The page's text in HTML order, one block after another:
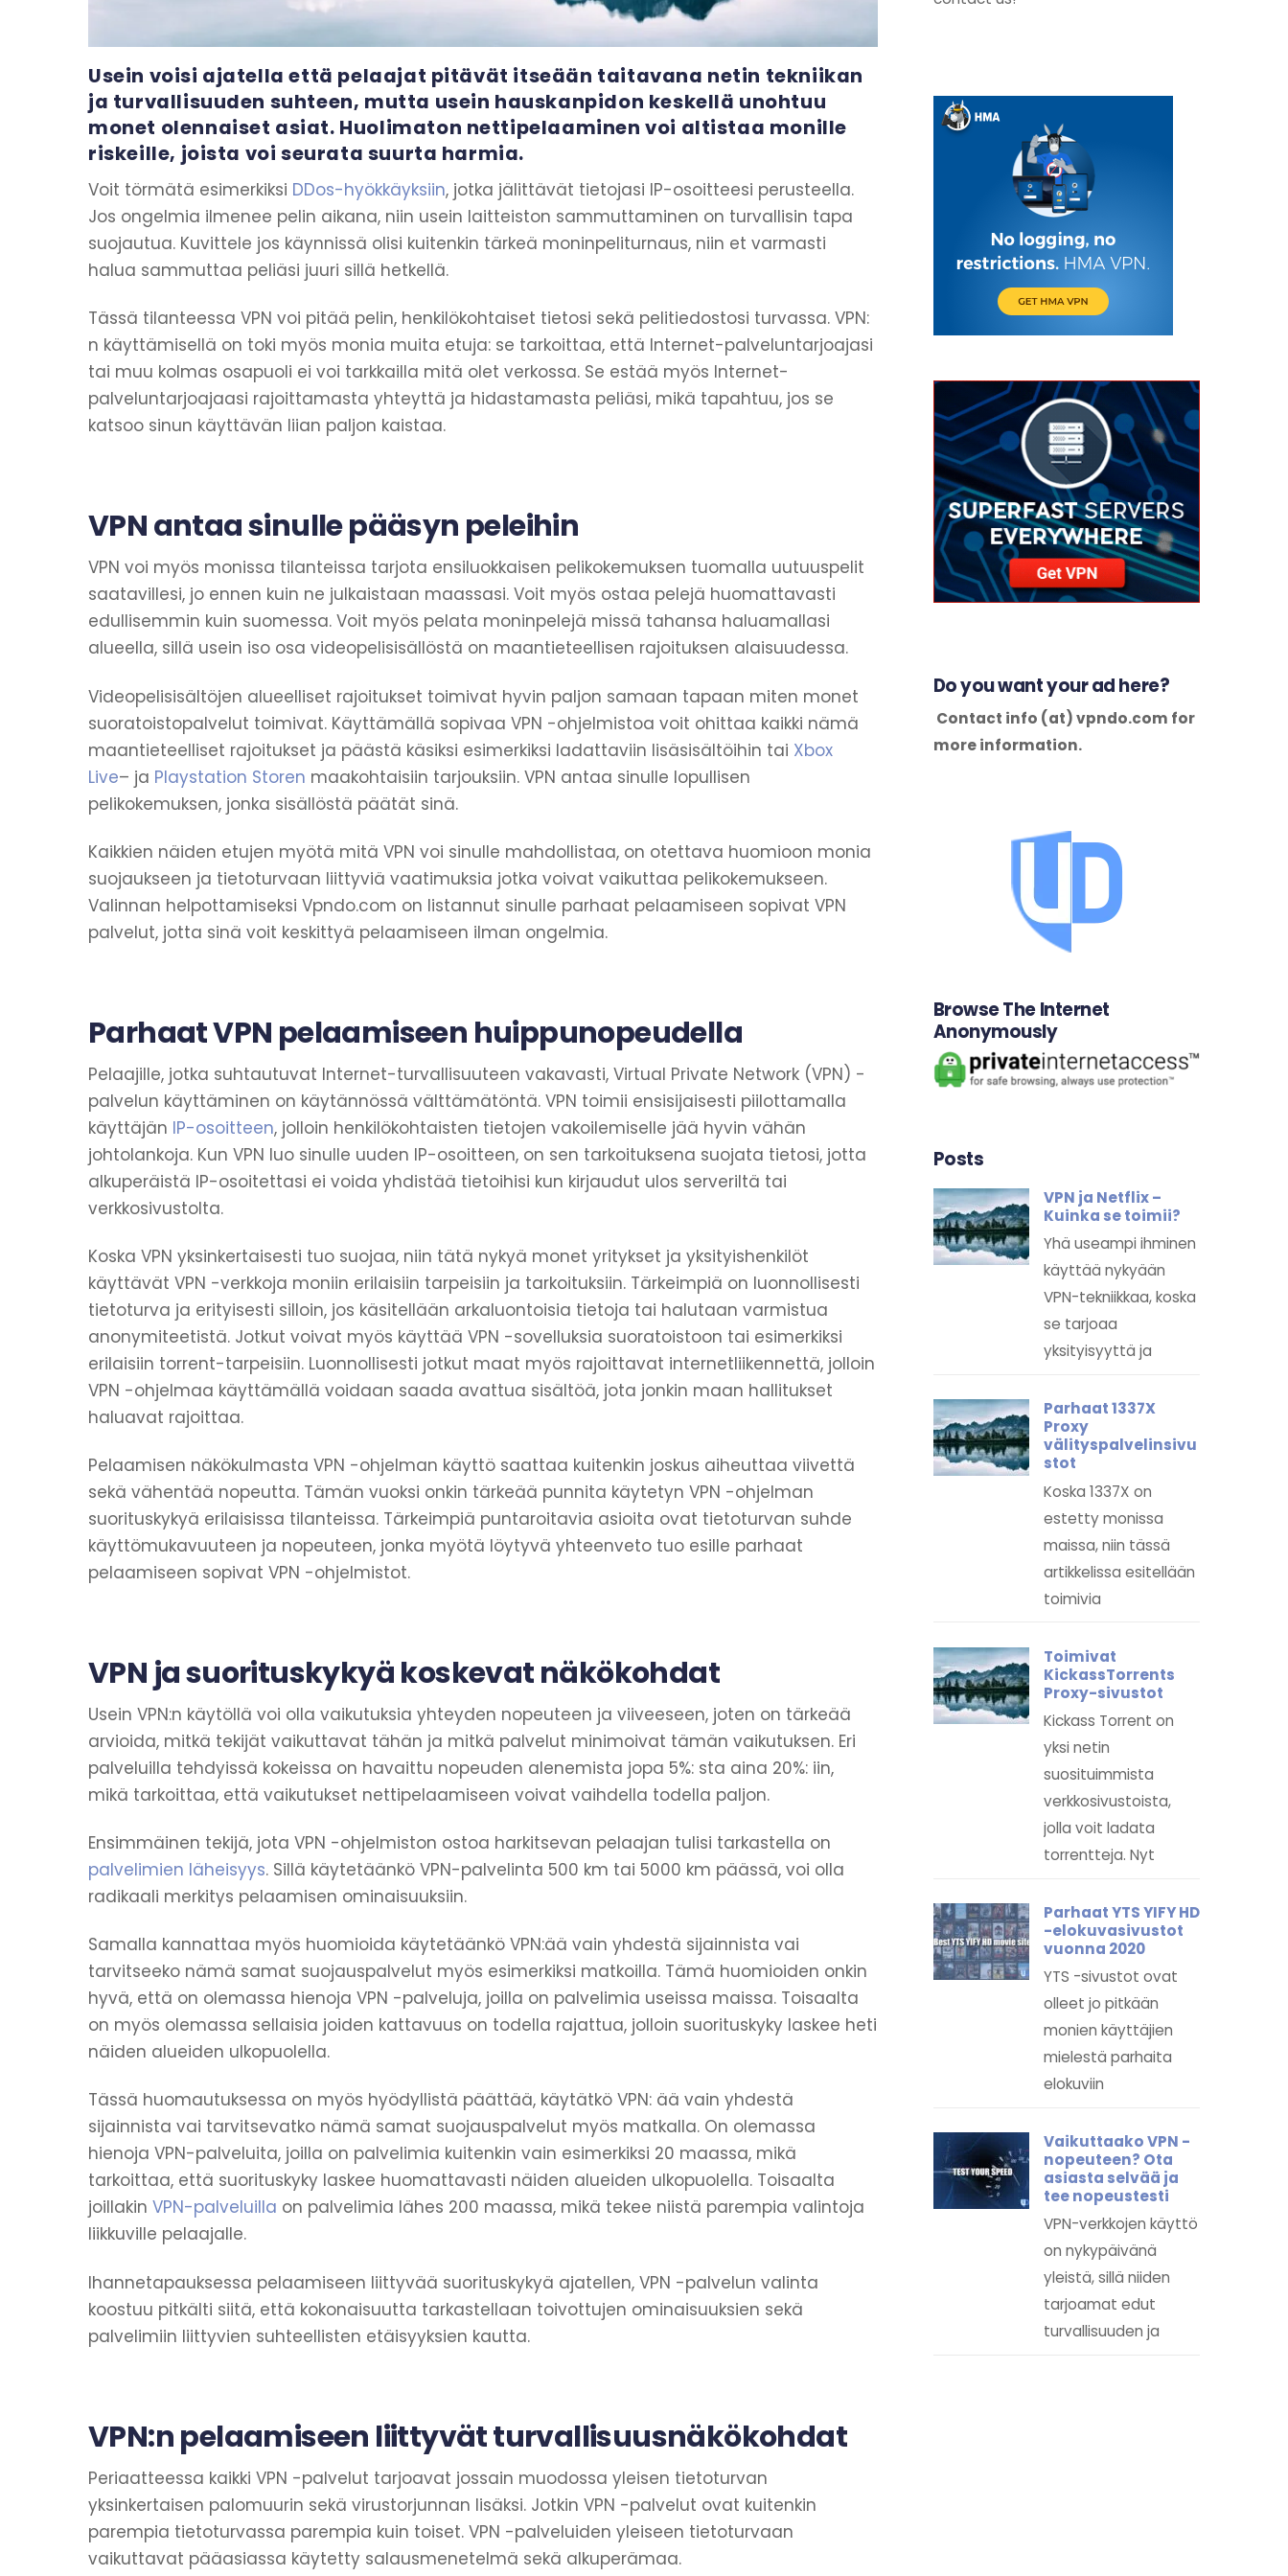
Usein voisi ajatella että pelaajat pitävät itseään taitavana netin tekniikan
ja turvallisuuden suhteen, mutta usein hauskanpidon keskellä unohtuu
monet olennaiset asiat. Huolimaton nettipelaaminen voi altistaa monille
riskeille, joista voi seurata suurta harmia.
Voit törmätä esimerkiksi DDos-hyökkäyksiin, jotka jälittävät tietojasi IP-osoitteesi perusteella.
Jos ongelmia ilmenee pelin aikana, niin usein laitteiston sammuttaminen on turvallisin tapa
suojautua. Kuvittele jos käynnissä olisi kuitenkin tärkeä moninpeliturnaus, niin et varmasti
halua sammuttaa peliäsi juuri sillä hetkellä.
Tässä tilanteessa VPN voi pitää pelin, henkilökohtaiset tietosi sekä pelitiedostosi turvassa. VPN:
n käyttämisellä on toki myös monia muita etuja: se tarkoittaa, että Internet-palveluntarjoajasi
tai muu kolmas osapuoli ei voi tarkkailla mitä olet verkossa. Se estää myös Internet-
palveluntarjoajaasi rajoittamasta yhteyttä ja hidastamasta peliäsi, mikä tapahtuu, jos se
katsoo sinun käyttävän liian paljon kaistaa.
VPN antaa sinulle pääsyn peleihin
VPN voi myös monissa tilanteissa tarjota ensiluokkaisen pelikokemuksen tuomalla uutuuspelit
saatavillesi, jo ennen kuin ne julkaistaan maassasi. Voit myös ostaa pelejä huomattavasti
edullisemmin kuin suomessa. Voit myös pelata moninpelejä missä tahansa haluamallasi
alueella, sillä usein iso osa videopelisisällöstä on maantieteellisen rajoituksen alaisuudessa.
Videopelisisältöjen alueelliset rajoitukset toimivat hyvin paljon samaan tapaan miten monet
suoratoistopalvelut toimivat. Käyttämällä sopivaa VPN -ohjelmistoa voit ohittaa kaikki nämä
maantieteelliset rajoitukset ja päästä käsiksi esimerkiksi ladattaviin lisäsisältöihin tai Xbox
Live– ja Playstation Storen maakohtaisiin tarjouksiin. VPN antaa sinulle lopullisen
pelikokemuksen, jonka sisällöstä päätät sinä.
Kaikkien näiden etujen myötä mitä VPN voi sinulle mahdollistaa, on otettava huomioon monia
suojaukseen ja tietoturvaan liittyviä vaatimuksia jotka voivat vaikuttaa pelikokemukseen.
Valinnan helpottamiseksi Vpndo.com on listannut sinulle parhaat pelaamiseen sopivat VPN
palvelut, jotta sinä voit keskittyä pelaamiseen ilman ongelmia.
Parhaat VPN pelaamiseen huippunopeudella
Pelaajille, jotka suhtautuvat Internet-turvallisuuteen vakavasti, Virtual Private Network (VPN) -
palvelun käyttäminen on käytännössä välttämätöntä. VPN toimii ensisijaisesti piilottamalla
käyttäjän IP-osoitteen, jolloin henkilökohtaisten tietojen vakoilemiselle jää hyvin vähän
johtolankoja. Kun VPN luo sinulle uuden IP-osoitteen, on sen tarkoituksena suojata tietosi, jotta
alkuperäistä IP-osoitettasi ei voida yhdistää tietoihisi kun kirjaudut ulos serveriltä tai
verkkosivustolta.
Koska VPN yksinkertaisesti tuo suojaa, niin tätä nykyä monet yritykset ja yksityishenkilöt
käyttävät VPN -verkkoja moniin erilaisiin tarpeisiin ja tarkoituksiin. Tärkeimpiä on luonnollisesti
tietoturva ja erityisesti silloin, jos käsitellään arkaluontoisia tietoja tai halutaan varmistua
anonymiteetistä. Jotkut voivat myös käyttää VPN -sovelluksia suoratoistoon tai esimerkiksi
erilaisiin torrent-tarpeisiin. Luonnollisesti jotkut maat myös rajoittavat internetliikennettä, jolloin
VPN -ohjelmaa käyttämällä voidaan saada avattua sisältöä, jota jonkin maan hallitukset
haluavat rajoittaa.
Pelaamisen näkökulmasta VPN -ohjelman käyttö saattaa kuitenkin joskus aiheuttaa viivettä
sekä vähentää nopeutta. Tämän vuoksi onkin tärkeää punnita käytetyn VPN -ohjelman
suorituskykyä erilaisissa tilanteissa. Tärkeimpiä puntaroitavia asioita ovat tietoturvan suhde
käyttömukavuuteen ja nopeuteen, jonka myötä löytyvä yhteenveto tuo esille parhaat
pelaamiseen sopivat VPN -ohjelmistot.
VPN ja suorituskykyä koskevat näkökohdat
Usein VPN:n käytöllä voi olla vaikutuksia yhteyden nopeuteen ja viiveeseen, joten on tärkeää
arvioida, mitkä tekijät vaikuttavat tähän ja mitkä palvelut minimoivat tämän vaikutuksen. Eri
palveluilla tehdyissä kokeissa on havaittu nopeuden alenemista jopa 5%: sta aina 20%: iin,
mikä tarkoittaa, että vaikutukset nettipelaamiseen voivat vaihdella todella paljon.
Ensimmäinen tekijä, jota VPN -ohjelmiston ostoa harkitsevan pelaajan tulisi tarkastella on
palvelimien läheisyys. Sillä käytetäänkö VPN-palvelinta 500 km tai 5000 km päässä, voi olla
radikaali merkitys pelaamisen ominaisuuksiin.
Samalla kannattaa myös huomioida käytetäänkö VPN:ää vain yhdestä sijainnista vai
tarvitseeko nämä samat suojauspalvelut myös esimerkiksi matkoilla. Tämä huomioiden onkin
hyvä, että on olemassa hienoja VPN -palveluja, joilla on palvelimia useissa maissa. Toisaalta
on myös olemassa sellaisia joiden kattavuus on todella rajattua, jolloin suorituskyky laskee heti
näiden alueiden ulkopuolella.
Tässä huomautuksessa on myös hyödyllistä päättää, käytätkö VPN: ää vain yhdestä
sijainnista vai tarvitsevatko nämä samat suojauspalvelut myös matkalla. On olemassa
hienoja VPN-palveluita, joilla on palvelimia kuitenkin vain esimerkiksi 20 maassa, mikä
tarkoittaa, että suorituskyky laskee huomattavasti näiden alueiden ulkopuolella. Toisaalta
joillakin VPN-palveluilla on palvelimia lähes 200 maassa, mikä tekee niistä parempia valintoja
liikkuville pelaajalle.
Ihannetapauksessa pelaamiseen liittyvää suorituskykyä ajatellen, VPN -palvelun valinta
koostuu pitkälti siitä, että kokonaisuutta tarkastellaan toivottujen ominaisuuksien sekä
palvelimiin liittyvien suhteellisten etäisyyksien kautta.
VPN:n pelaamiseen liittyvät turvallisuusnäkökohdat
Periaatteessa kaikki VPN -palvelut tarjoavat jossain muodossa yleisen tietoturvan
yksinkertaisen palomuurin sekä virustorjunnan lisäksi. Jotkin VPN -palvelut ovat kuitenkin
parempia tietoturvassa parempia kuin toiset. VPN -palveluiden yleiseen tietoturvaan
vaikuttavat pääasiassa käytetty salausmenetelmä sekä alkuperämaa.
Do you want your ad here?
Contact info (at) vpndo.com for
more information.
Browse The Internet
Anonymously
Posts
VPN ja Netflix –
Kuinka se toimii?
Yhä useampi ihminen
käyttää nykyään
VPN-tekniikkaa, koska
se tarjoaa
yksityisyyttä ja
Parhaat 1337X
Proxy
välityspalvelinsivu
stot
Koska 1337X on
estetty monissa
maissa, niin tässä
artikkelissa esitellään
toimivia
Toimivat
KickassTorrents
Proxy-sivustot
Kickass Torrent on
yksi netin
suosituimmista
verkkosivustoista,
jolla voit ladata
torrentteja. Nyt
Parhaat YTS YIFY HD
-elokuvasivustot
vuonna 2020
YTS -sivustot ovat
olleet jo pitkään
monien käyttäjien
mielestä parhaita
elokuviin
Vaikuttaako VPN -
nopeuteen? Ota
asiasta selvää ja
tee nopeustesti
VPN-verkkojen käyttö
on nykypäivänä
yleistä, sillä niiden
tarjoamat edut
turvallisuuden ja